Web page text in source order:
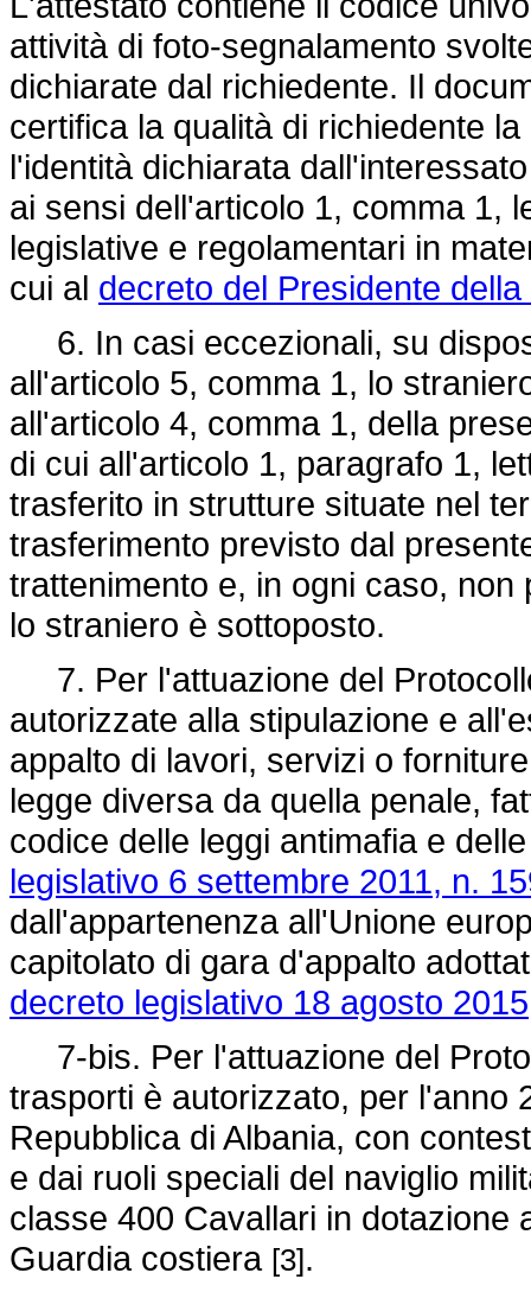
attività di foto-segnalamento
dichiarate dal richiedente. Il
certifica la qualità di richiedente
l'identità dichiarata
ai sensi dell'articolo 1, comma 1,
legislative e regolamentari in
cui al decreto del Presidente
6. In casi eccezionali, su
all'articolo 5, comma 1, lo
all'articolo 4, comma 1, della
di cui all'articolo 1, paragrafo 1,
trasferito in strutture situate nel
trasferimento previsto dal
trattenimento e, in ogni caso,
lo straniero è sottoposto.
7. Per l'attuazione del
autorizzate alla stipulazione e
appalto di lavori, servizi o
legge diversa da quella penale,
codice delle leggi antimafia e
legislativo 6 settembre 2011, n.
dall'appartenenza all'Unione
capitolato di gara d'appalto
decreto legislativo 18 agosto
7-bis. Per l'attuazione del
trasporti è autorizzato, per l'anno
Repubblica di Albania, con
e dai ruoli speciali del naviglio
classe 400 Cavallari in dotazione
Guardia costiera [3].